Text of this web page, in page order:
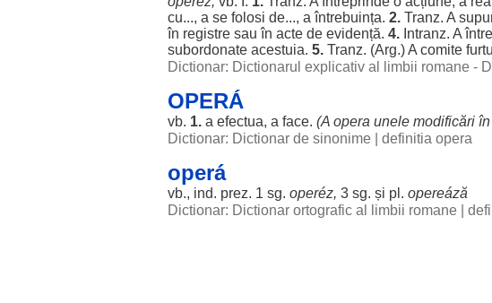
cu..., a se folosi de..., aîntrebuința. 2. Tranz. A
în registre sau în acte de evidență. 4. Intranz. A
subordonate acestuia. 5. Tranz. (Arg.) A comite
Dictionar: Dictionarul explicativ al limbii romane -
OPERÁ
vb. 1. a efectua, a face. (A opera unele modificări în
Dictionar: Dictionar de sinonime
definitia opera
operá
vb., ind. prez. 1 sg. operéz, 3 sg. și pl. opereáză
Dictionar: Dictionar ortografic al limbii romane